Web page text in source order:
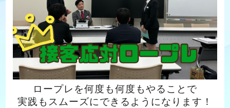
ロープレを何度も何度もやることで
実践もスムーズにできるようになります！